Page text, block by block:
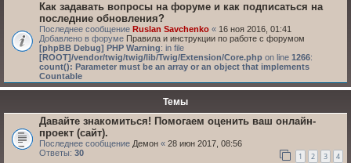
Как задавать вопросы на форуме и как подписаться на
последние обновления?
Последнее сообщение Ruslan Savchenko « 16 ноя 2016, 01:41
Добавлено в форуме Правила и инструкции по работе с форумом
[phpBB Debug] PHP Warning: in file
[ROOT]/vendor/twig/twig/lib/Twig/Extension/Core.php on line 1266:
count(): Parameter must be an array or an object that implements
Countable
Темы
Давайте знакомиться! Помогаем оценить ваш онлайн-
проект (сайт).
Последнее сообщение Демон « 28 июн 2017, 08:56
Ответы: 30 1 2 3 4